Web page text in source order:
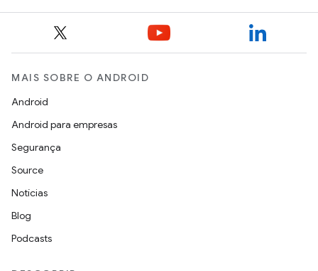
MAIS SOBRE O ANDROID
Android
Android para empresas
Segurança
Source
Notícias
Blog
Podcasts